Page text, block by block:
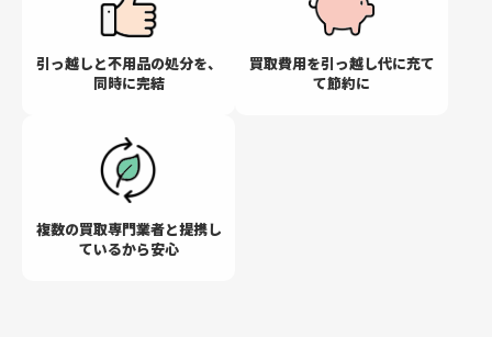
引っ越しと不用品の処分を、
同時に完結
買取費用を引っ越し代に充て
て節約に
複数の買取専門業者と提携し
ているから安心